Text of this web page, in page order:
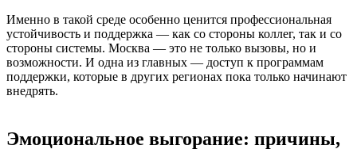
Именно в такой среде особенно ценится профессиональная
устойчивость и поддержка — как со стороны коллег, так и со
стороны системы. Москва — это не только вызовы, но и
возможности. И одна из главных — доступ к программам
поддержки, которые в других регионах пока только начинают
внедрять.
Эмоциональное выгорание: причины,